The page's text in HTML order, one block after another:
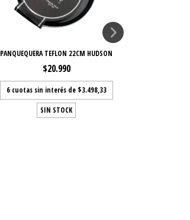
PANQUEQUERA TEFLON 22CM HUDSON
$20.990
6 cuotas sin interés de $3.498,33
SIN STOCK